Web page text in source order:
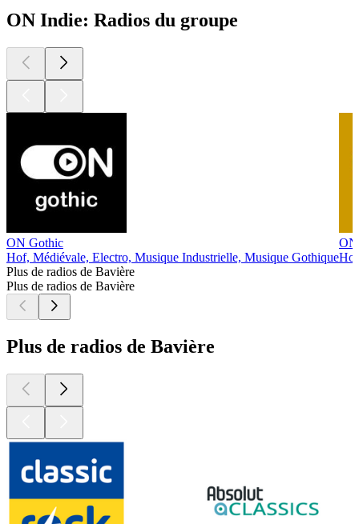
ON Indie: Radios du groupe
ON Gothic
Hof, Médiévale, Electro, Musique Industrielle, Musique Gothique
Plus de radios de Bavière
Plus de radios de Bavière
Plus de radios de Bavière